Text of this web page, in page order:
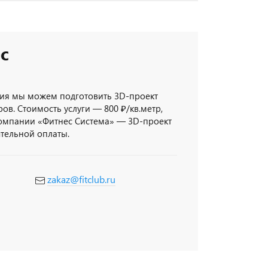
мы можем подготовить 3D-проект
Стоимость услуги — 800 ₽/кв.метр,
«Фитнес Система» — 3D-проект
оплаты.
zakaz@fitclub.ru